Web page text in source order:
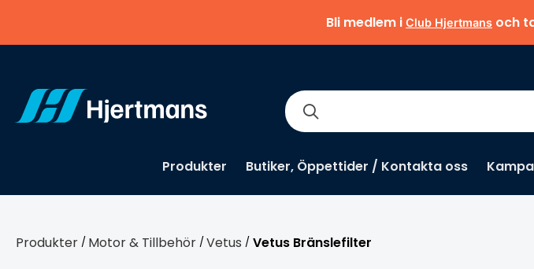
Bli medlem i Club Hjertmans och
Produkter Butiker, Öppettider / Kontakta oss
Produkter / Motor & Tillbehör / Vetus / Vetus Bränslefilter